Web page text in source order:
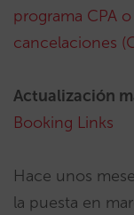
programa CPA
cancelaciones
Actualización
Booking Links
Hace unos
la puesta en